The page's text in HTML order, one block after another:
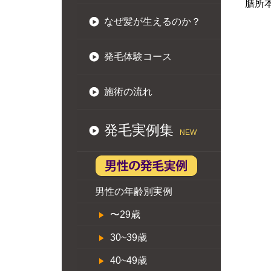
なぜ髪が生えるのか？
発毛体験コース
施術の流れ
発毛実例集 NEW
男性の年齢別実例
〜29歳
30~39歳
40~49歳
膳所